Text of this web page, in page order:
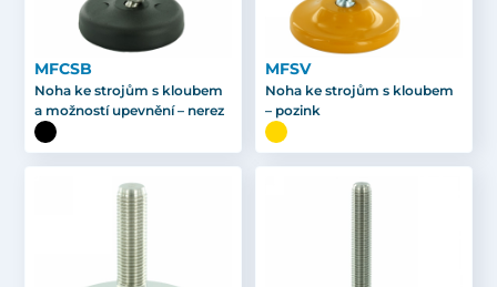
MFCSB
Noha ke strojům s kloubem
a možností upevnění – nerez
MFSV
Noha ke strojům s kloubem
– pozink